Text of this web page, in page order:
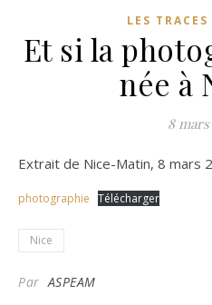
LES
Et si la
née à
8 mars
Extrait de Nice-Matin, 8 mars
photographie Télécharger
Nice
ParASPEAM